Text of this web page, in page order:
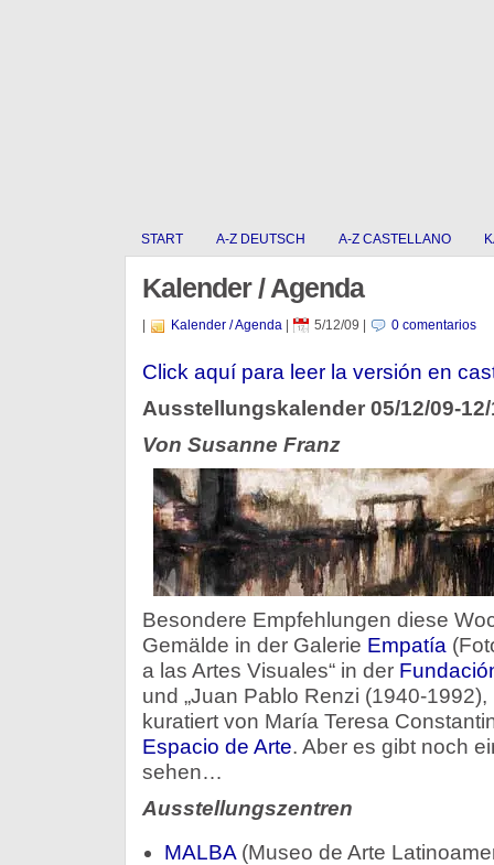
START A-Z DEUTSCH A-Z CASTELLANO
Kalender / Agenda
Kalender / Agenda| 5/12/09 0 comentarios
Click aquí para leer la versión en
Ausstellungskalender 05/12/09-12/
Von Susanne Franz
Besondere Empfehlungen diese
Gemälde in der Galerie Empatía
a las Artes Visuales“ in der
und „Juan Pablo Renzi (1940-1992),
kuratiert von María Teresa
Espacio de Arte. Aber es gibt noch
sehen…
Ausstellungszentren
MALBA(Museo de Arte